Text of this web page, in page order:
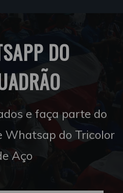
DO
e faça parte do
Whatsap do Tricolor
Aço